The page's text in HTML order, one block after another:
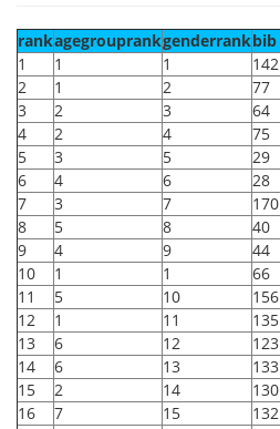
rankagegrouprankgenderrankbib
1
1 1 142
2
1 2 77
3
2 3 64
4
2 4 75
5
3 5 29
6
4 6 28
7
3 7 170
8
5 8 40
9
4 9 44
10
1 1 66
11
5 10 156
12
1 11 135
13
6 12 123
14
6 13 133
15
2 14 130
16
7 15 132